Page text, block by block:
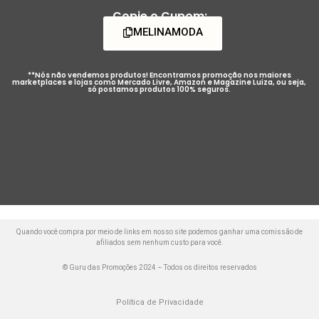
Copie o Cupom:
MELINAMODA
**Nós não vendemos produtos! Encontramos promoção nos maiores
marketplaces e lojas como Mercado Livre, Amazon e Magazine Luiza, ou seja,
só postamos produtos 100% seguros.
Quando você compra por meio de links em nosso site podemos ganhar uma comissão de
afiliados sem nenhum custo para você.
© Guru das Promoções 2024 – Todos os direitos reservados
Política de Privacidade